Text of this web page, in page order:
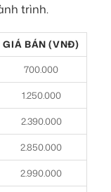
trình.
GIÁ BÁN (VNĐ)
700.000
1.250.000
2.390.000
2.850.000
2.990.000